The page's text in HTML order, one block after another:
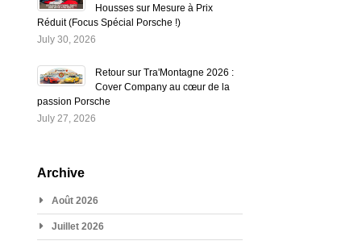
Housses sur Mesure à Prix
Réduit (Focus Spécial Porsche !)
July 30, 2026
Retour sur Tra'Montagne 2026 :
Cover Company au cœur de la
passion Porsche
July 27, 2026
Archive
Août 2026
Juillet 2026